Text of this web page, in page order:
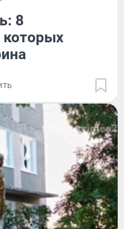
8
которых